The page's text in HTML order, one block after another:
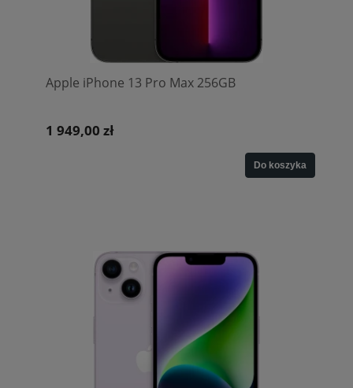
Apple iPhone 13 Pro Max 256GB
1 949,00 zł
Do koszyka